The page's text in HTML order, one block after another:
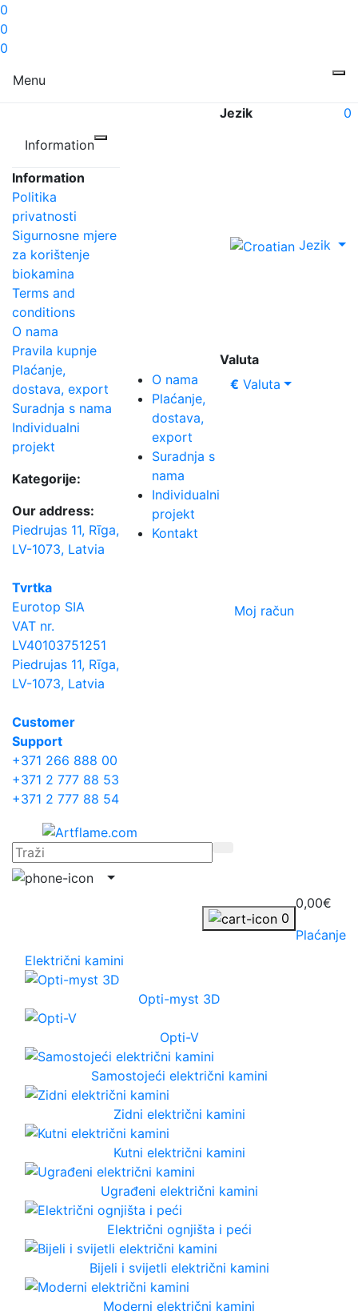
0
0
0
Menu
Information
Information
Politika
privatnosti
Sigurnosne mjere
za korištenje
biokamina
Terms and
conditions
O nama
Pravila kupnje
Plaćanje,
dostava, export
Suradnja s nama
Individualni
projekt
Kategorije:
Our address:
Piedrujas 11, Rīga,
LV-1073, Latvia
Tvrtka
Eurotop SIA
VAT nr.
LV40103751251
Piedrujas 11, Rīga,
LV-1073, Latvia
Сustomer
Support
+371 266 888 00
+371 2 777 88 53
+371 2 777 88 54
O nama
Plaćanje,
dostava,
export
Suradnja s
nama
Individualni
projekt
Kontakt
Jezik
Jezik
Valuta
€ Valuta
Moj račun
0
0
0,00€
Plaćanje
Električni kamini
Opti-myst 3D
Opti-V
Samostojeći električni kamini
Zidni električni kamini
Kutni električni kamini
Ugrađeni električni kamini
Električni ognjišta i peći
Bijeli i svijetli električni kamini
Moderni električni kamini